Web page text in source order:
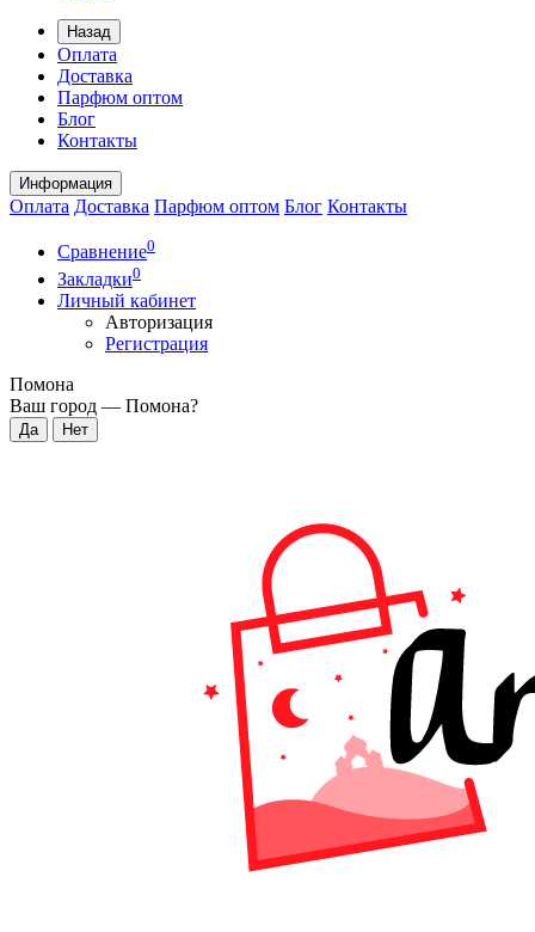
Назад
Оплата
Доставка
Парфюм оптом
Блог
Контакты
Информация
Оплата Доставка Парфюм оптом Блог Контакты
Сравнение0
Закладки0
Личный кабинет
Авторизация
Регистрация
Помона
Ваш город — Помона?